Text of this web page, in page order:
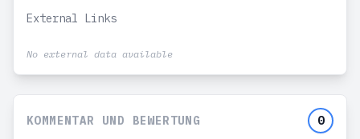
External Links
No external data available
KOMMENTAR UND BEWERTUNG 0